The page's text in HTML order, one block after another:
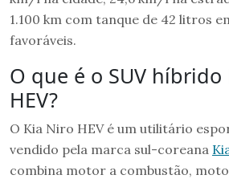
1.100 km com tanque de 42 litros
favoráveis.
O que é o SUV híbrido
HEV?
O Kia Niro HEV é um utilitário
vendido pela marca sul-coreana
combina motor a combustão,